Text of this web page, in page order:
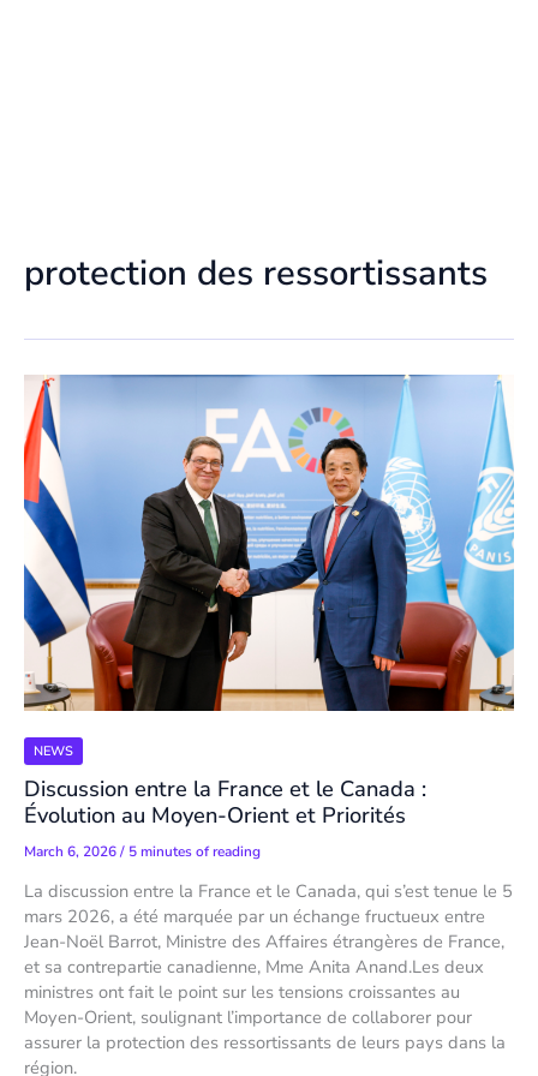
protection des ressortissants
NEWS
Discussion entre la France et le Canada :
Évolution au Moyen-Orient et Priorités
March 6, 2026/ 5 minutes of reading
La discussion entre la France et le Canada, qui s’est tenue le 5
mars 2026, a été marquée par un échange fructueux entre
Jean-Noël Barrot, Ministre des Affaires étrangères de France,
et sa contrepartie canadienne, Mme Anita Anand.Les deux
ministres ont fait le point sur les tensions croissantes au
Moyen-Orient, soulignant l’importance de collaborer pour
assurer la protection des ressortissants de leurs pays dans la
région.